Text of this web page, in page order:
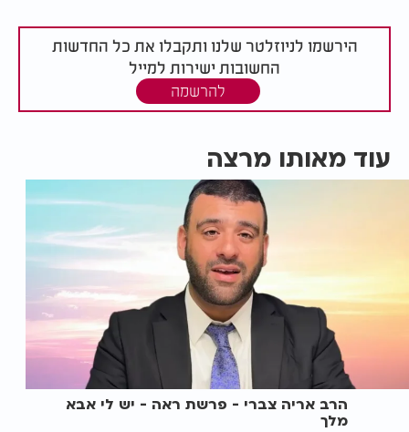
הירשמו לניוזלטר שלנו ותקבלו את כל החדשות
החשובות ישירות למייל
להרשמה
עוד מאותו מרצה
הרב אריה צברי - פרשת ראה - יש לי אבא
מלך